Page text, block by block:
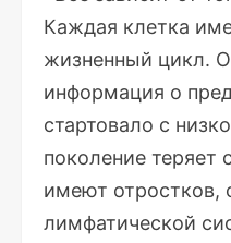
Каждая клетка
жизненный цикл.
информация о
стартовало с
поколение теряет
имеют отростков,
лимфатической